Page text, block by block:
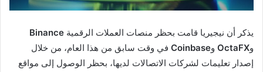
يذكر أن نيجيريا قامت بحظر منصات العملات الرقمية Binance
وOctaFX وCoinbase في وقت سابق من هذا العام، من خلال
إصدار تعليمات لشركات الاتصالات لديها، بحظر الوصول إلى مواقع